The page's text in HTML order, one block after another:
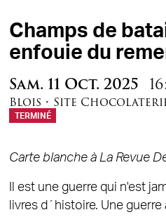
Champs de
enfouie du
Sam. 11 Oct. 2025
Blois • Site
TERMINÉ
Carte blanche à La Revue
Il est une guerre qui n'est
livres d´histoire. Une guerre